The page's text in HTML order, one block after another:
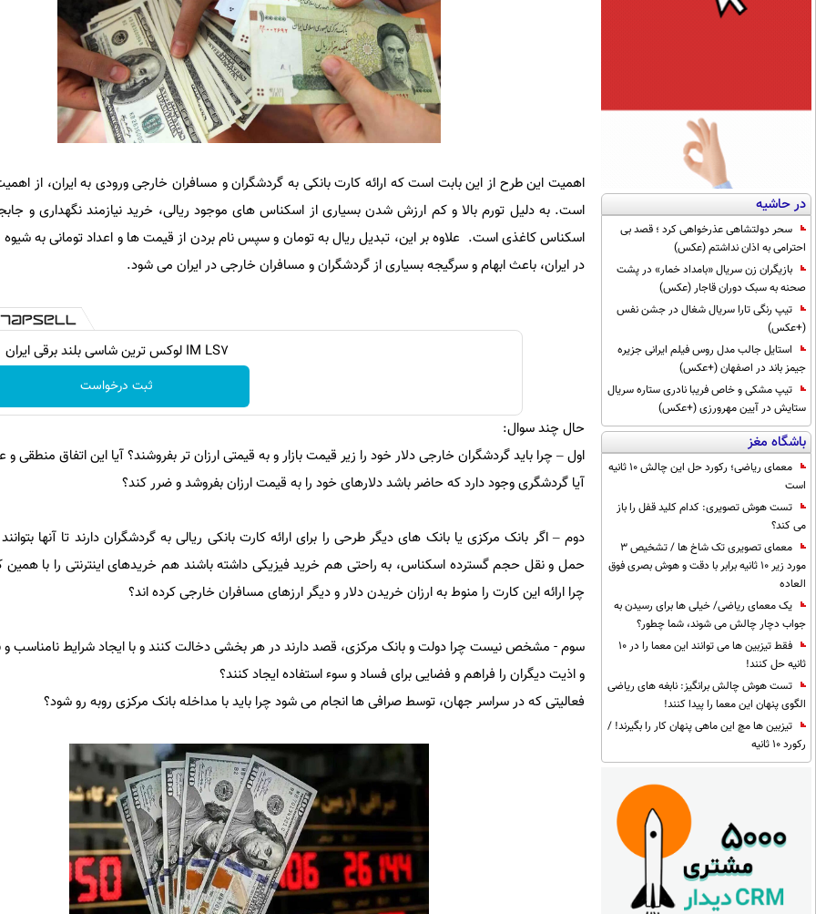
در حاشیه
سحر دولتشاهی عذرخواهی کرد ؛ قصد بی
احترامی به اذان نداشتم (عکس)
بازیگران زن سریال «بامداد خمار» در پشت
صحنه به سبک دوران قاجار (عکس)
تیپ رنگی تارا سریال شغال در جشن نفس
(+عکس)
استایل جالب مدل روس فیلم ایرانی جزیره
جیمز باند در اصفهان (+عکس)
تیپ مشکی و خاص فریبا نادری ستاره سریال
ستایش در آیین مهرورزی (+عکس)
باشگاه مغز
معمای ریاضی؛ رکورد حل این چالش 10 ثانیه
است
تست هوش تصویری: کدام کلید قفل را باز
می کند؟
معمای تصویری تک شاخ ها / تشخیص 3
مورد زیر 10 ثانیه برابر با دقت و هوش بصری فوق
العاده
یک معمای ریاضی/ خیلی ها برای رسیدن به
جواب دچار چالش می شوند، شما چطور؟
فقط تیزبین ها می توانند این معما را در 10
ثانیه حل کنند!
تست هوش چالش برانگیز: نابغه های ریاضی
الگوی پنهان این معما را پیدا کنند!
تیزبین ها مچ این ماهی پنهان کار را بگیرند! /
رکورد 10 ثانیه
اهمیت این طرح از این بابت است که ارائه کارت بانکی به گردشگران و مسافران خارجی ورودی به ایران، از
است. به دلیل تورم بالا و کم ارزش شدن بسیاری از اسکناس های موجود ریالی، خرید نیازمند نگهداری و
اسکناس کاغذی است. علاوه بر این، تبدیل ریال به تومان و سپس نام بردن از قیمت ها و اعداد تومانی به
در ایران، باعث ابهام و سرگیجه بسیاری از گردشگران و مسافران خارجی در ایران می شود.
IM LS7 لوکس ترین شاسی بلند برقی ایران
ثبت درخواست
حال چند سوال:
اول – چرا باید گردشگران خارجی دلار خود را زیر قیمت بازار و به قیمتی ارزان تر بفروشند؟ آیا این اتفاق منطقی
آیا گردشگری وجود دارد که حاضر باشد دلارهای خود را به قیمت ارزان بفروشد و ضرر کند؟
دوم – اگر بانک مرکزی یا بانک های دیگر طرحی را برای ارائه کارت بانکی ریالی به گردشگران دارند تا آنها
حمل و نقل حجم گسترده اسکناس، به راحتی هم خرید فیزیکی داشته باشند هم خریدهای اینترنتی را با همین
چرا ارائه این کارت را منوط به ارزان خریدن دلار و دیگر ارزهای مسافران خارجی کرده اند؟
سوم - مشخص نیست چرا دولت و بانک مرکزی، قصد دارند در هر بخشی دخالت کنند و با ایجاد شرایط نامناسب و
و اذیت دیگران را فراهم و فضایی برای فساد و سوء استفاده ایجاد کنند؟
فعالیتی که در سراسر جهان، توسط صرافی ها انجام می شود چرا باید با مداخله بانک مرکزی روبه رو شود؟